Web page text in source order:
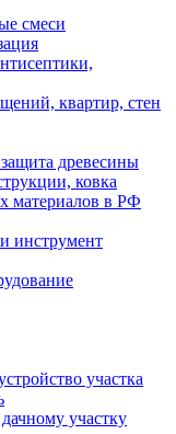
смеси
квартир, стен
древесины
ковка
материалов в РФ
инструмент
участка
участку